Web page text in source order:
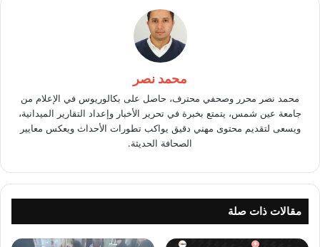
محمد نصر
محمد نصر محرر وصحفي محترف، حاصل على بكالوريوس في الإعلام من
جامعة عين شمس، يتمتع بخبرة في تحرير الأخبار وإعداد التقارير الميدانية،
ويسعى لتقديم محتوى مهني دقيق يواكب تطورات الأحداث ويعكس معايير
الصحافة الحديثة.
مقالات ذات صلة